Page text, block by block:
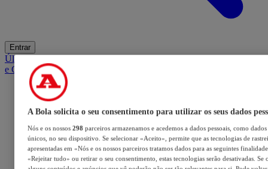
Entrar
ÚltimasMercadoOpiniãoiGaming HubA BOLA SUGEREBarba
e Cabelo
A Bola solicita o seu consentimento para utilizar os seus dados
Nós e os nossos 298 parceiros armazenamos e acedemos a dados pessoais, como
únicos, no seu dispositivo. Se selecionar «Aceito», permite que as tecnologias de
apresentadas em «Nós e os nossos parceiros tratamos dados para as seguintes
«Rejeitar tudo» ou retirar o seu consentimento, estas tecnologias serão desativadas. Se